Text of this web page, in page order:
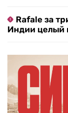
Rafale за
Индии целый